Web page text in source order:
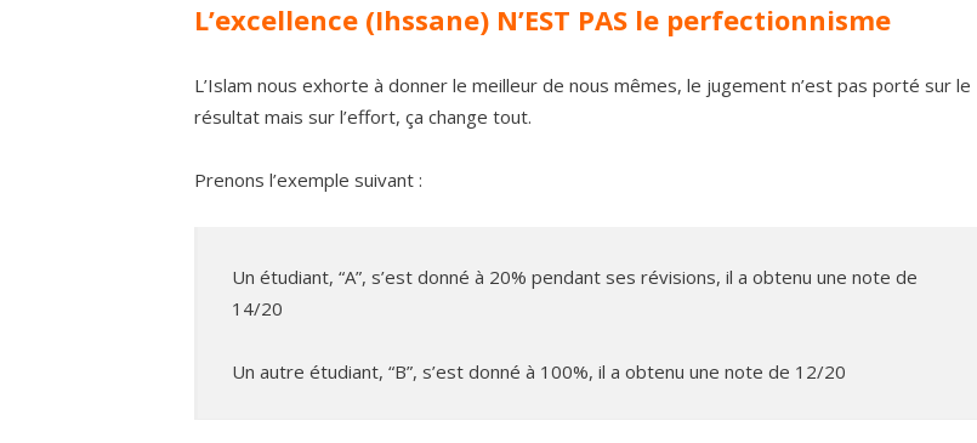
L’excellence (Ihssane) N’EST PAS le perfectionnisme
L’Islam nous exhorte à donner le meilleur de nous mêmes, le jugement n’est pas porté sur le
résultat mais sur l’effort, ça change tout.
Prenons l’exemple suivant :
Un étudiant, “A”, s’est donné à 20% pendant ses révisions, il a obtenu une note de
14/20
Un autre étudiant, “B”, s’est donné à 100%, il a obtenu une note de 12/20